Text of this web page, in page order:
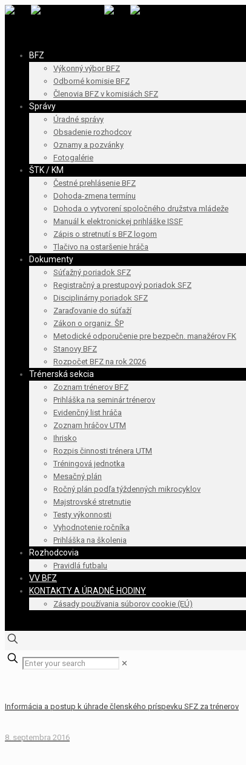
BFZ
Výkonný výbor BFZ
Odborné komisie BFZ
Členovia BFZ v komisiách SFZ
Správy
Úradné správy
Obsadenie rozhodcov
Oznamy a pozvánky
Fotogalérie
ŠTK / KM
Čestné prehlásenie BFZ
Dohoda-zmena termínu
Dohoda o vytvorení spoločného družstva mládeže
Manuál k elektronickej prihláške ISSF
Zápis o stretnutí s BFZ logom
Tlačivo na ostaršenie hráča
Dokumenty
Súťažný poriadok SFZ
Registračný a prestupový poriadok SFZ
Disciplinárny poriadok SFZ
Zaraďovanie do súťaží
Zákon o organiz. ŠP
Metodické odporučenie pre bezpečn. manažérov FK
Stanovy BFZ
Rozpočet BFZ na rok 2026
Trénerská sekcia
Zoznam trénerov BFZ
Prihláška na seminár trénerov
Evidenčný list hráča
Zoznam hráčov UTM
Ihrisko
Rozpis činnosti trénera UTM
Tréningová jednotka
Mesačný plán
Ročný plán podľa týždenných mikrocyklov
Majstrovské stretnutie
Testy výkonnosti
Vyhodnotenie ročníka
Prihláška na školenia
Rozhodcovia
Pravidlá futbalu
VV BFZ
KONTAKTY A ÚRADNÉ HODINY
Zásady používania súborov cookie (EÚ)
✕
Informácia a postup k úhrade členského príspevku SFZ za trénerov
8. septembra 2016